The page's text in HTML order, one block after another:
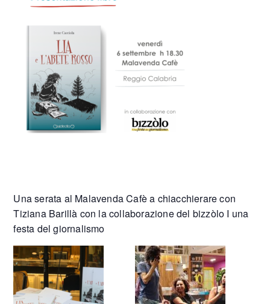
Una serata al Malavenda Cafè a chiacchierare con
Tiziana Barillà con la collaborazione del bizzòlo I una
festa del giornalismo